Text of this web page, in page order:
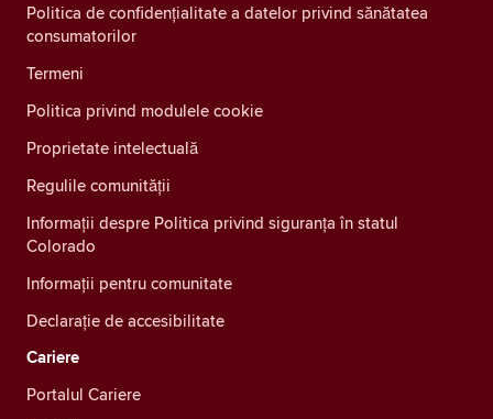
Politica de confidențialitate a datelor privind sănătatea
consumatorilor
Termeni
Politica privind modulele cookie
Proprietate intelectuală
Regulile comunității
Informații despre Politica privind siguranța în statul
Colorado
Informații pentru comunitate
Declarație de accesibilitate
Cariere
Portalul Cariere